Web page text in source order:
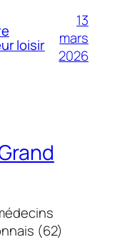
loisir
13
mars
2026
(62)